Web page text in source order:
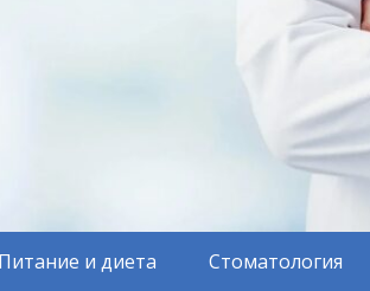
Питание и диета Стоматология